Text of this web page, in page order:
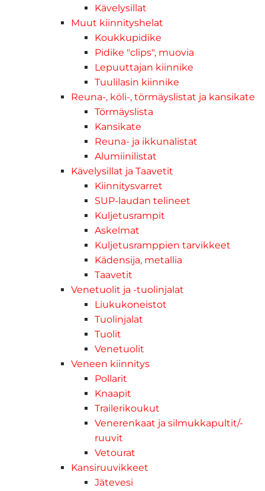
Kävelysillat
Muut kiinnityshelat
Koukkupidike
Pidike "clips", muovia
Lepuuttajan kiinnike
Tuulilasin kiinnike
Reuna-, köli-, törmäyslistat ja kansikate
Törmäyslista
Kansikate
Reuna- ja ikkunalistat
Alumiinilistat
Kävelysillat ja Taavetit
Kiinnitysvarret
SUP-laudan telineet
Kuljetusrampit
Askelmat
Kuljetusramppien tarvikkeet
Kädensija, metallia
Taavetit
Venetuolit ja -tuolinjalat
Liukukoneistot
Tuolinjalat
Tuolit
Venetuolit
Veneen kiinnitys
Pollarit
Knaapit
Trailerikoukut
Venerenkaat ja silmukkapultit/-
ruuvit
Vetourat
Kansiruuvikkeet
Jätevesi